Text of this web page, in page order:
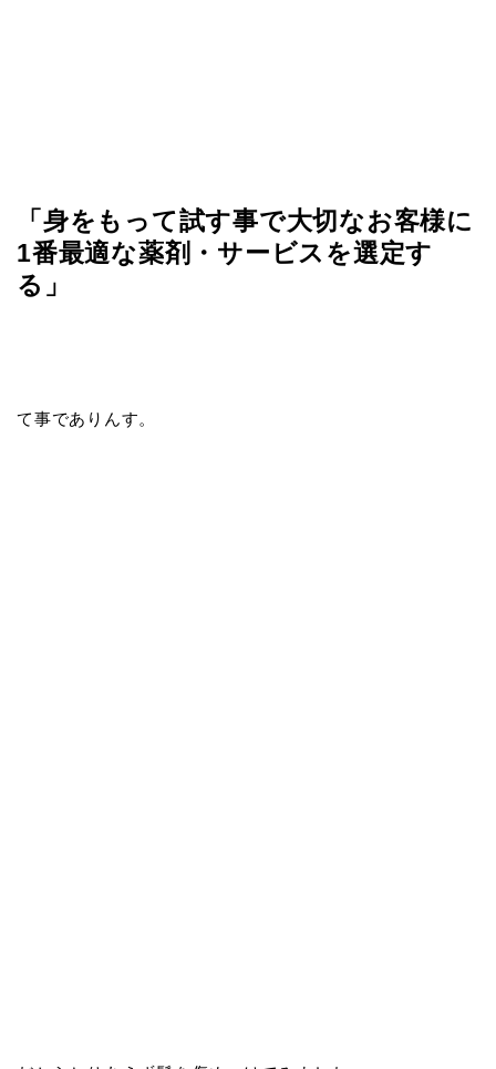
「身をもって試す事で大切なお客様に
1番最適な薬剤・サービスを選定す
る」
て事でありんす。